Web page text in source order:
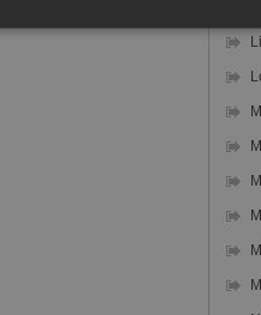
E STATISTICHE
come l'accesso degli utenti e la
Cookie generato da applicazioni basate
identificatore generico utilizzato per
utente. Normalmente è un numero